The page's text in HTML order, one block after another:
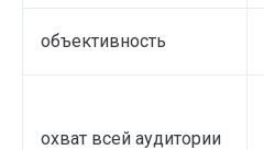
объективность
охват всей аудитории